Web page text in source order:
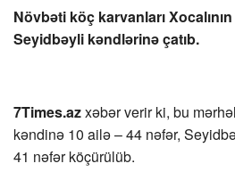
Növbəti köç karvanları
Seyidbəyli kəndlərinə çatıb.
7Times.azxəbər verir ki, bu
kəndinə 10 ailə – 44 nəfər,
41 nəfər köçürülüb.